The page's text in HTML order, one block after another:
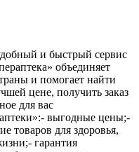
и быстрый сервис
объединяет
и помогает найти
цене, получить заказ
для вас
выгодные цены;-
товаров для здоровья,
гарантия